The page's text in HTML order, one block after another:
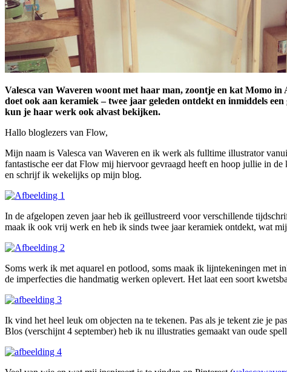
Valesca van Waveren woont met haar man, zoontje en kat Momo
doet ook aan keramiek – twee jaar geleden ontdekt en inmiddels
kun je haar werk ook alvast bekijken.
Hallo bloglezers van Flow,
Mijn naam is Valesca van Waveren en ik werk als fulltime illustrator
fantastische eer dat Flow mij hiervoor gevraagd heeft en hoop jullie in
en schrijf ik wekelijks op mijn blog.
In de afgelopen zeven jaar heb ik geïllustreerd voor verschillende
maak ik ook vrij werk en heb ik sinds twee jaar keramiek ontdekt, wat
Soms werk ik met aquarel en potlood, soms maak ik lijntekeningen
de imperfecties die handmatig werken oplevert. Het laat een soort
Ik vind het heel leuk om objecten na te tekenen. Pas als je tekent zie je
Blos (verschijnt 4 september) heb ik nu illustraties gemaakt van oude